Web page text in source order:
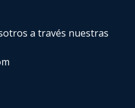
a través nuestras